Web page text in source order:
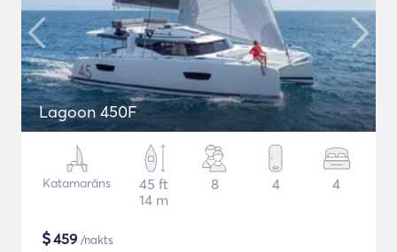
Lagoon 450F
Katamarāns
45 ft
14 m
8 4 4
$459 /nakts